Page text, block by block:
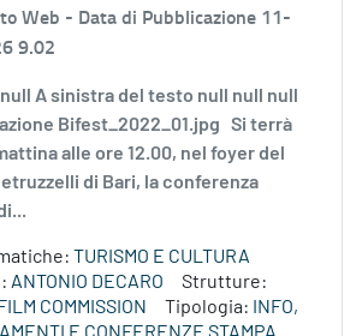
Web - Data di Pubblicazione 11-
9.02
A sinistra del testo null null null
Bifest_2022_01.jpg Si terrà
alle ore 12.00, nel foyer del
di Bari, la conferenza
TURISMO E CULTURA
ANTONIO DECARO
Strutture:
COMMISSION
Tipologia:
INFO,